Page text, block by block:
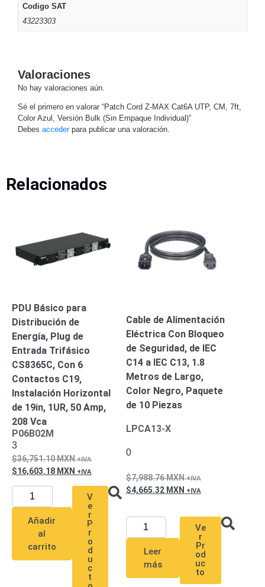
HD-TVI
Ambientes
SalinosAntiexplosiónBalaDomo
MotorizadoOcultas
-
Pinhole PTZVideograbadoras
Analógicas
- TurboHD
Robots e
Energía
Adaptadores
de
Alimentación
de
Alimentación
con
RespaldoInyectores
PoEPDUPlantas
de
EnergíaPoE
de Largo
Alcance
Kits-
Sistemas
Completos
TurboHD
Canales
TurboHD
Codigo SAT
43223303
Valoraciones
No hay valoraciones aún.
Sé el primero en valorar “Patch Cord Z-MAX Cat6A UTP, CM, 7ft,
Color Azul, Versión Bulk (Sin Empaque Individual)”
Debes accederpara publicar una valoración.
Relacionados
PDU Básico para
Distribución de
Energía, Plug de
Entrada Trifásico
CS8365C, Con 6
Contactos C19,
Instalación Horizontal
de 19in, 1UR, 50 Amp,
208 Vca
P06B02M
3
36,751.10MXN
16,603.18 MXN
Añadir
al
carrito
V
e
r
P
r
o
d
u
c
t
Cable de Alimentación
Eléctrica Con Bloqueo
de Seguridad, de IEC
C14 a IEC C13, 1.8
Metros de Largo,
Color Negro, Paquete
de 10 Piezas
LPCA13-X
0
7,988.76MXN
4,665.32 MXN
Leer
más
Ve
r
Pr
od
uc
to